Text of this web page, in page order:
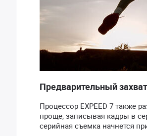
Предварительный захват
Процессор EXPEED 7 также
проще, записывая кадры в
серийная съемка начнется